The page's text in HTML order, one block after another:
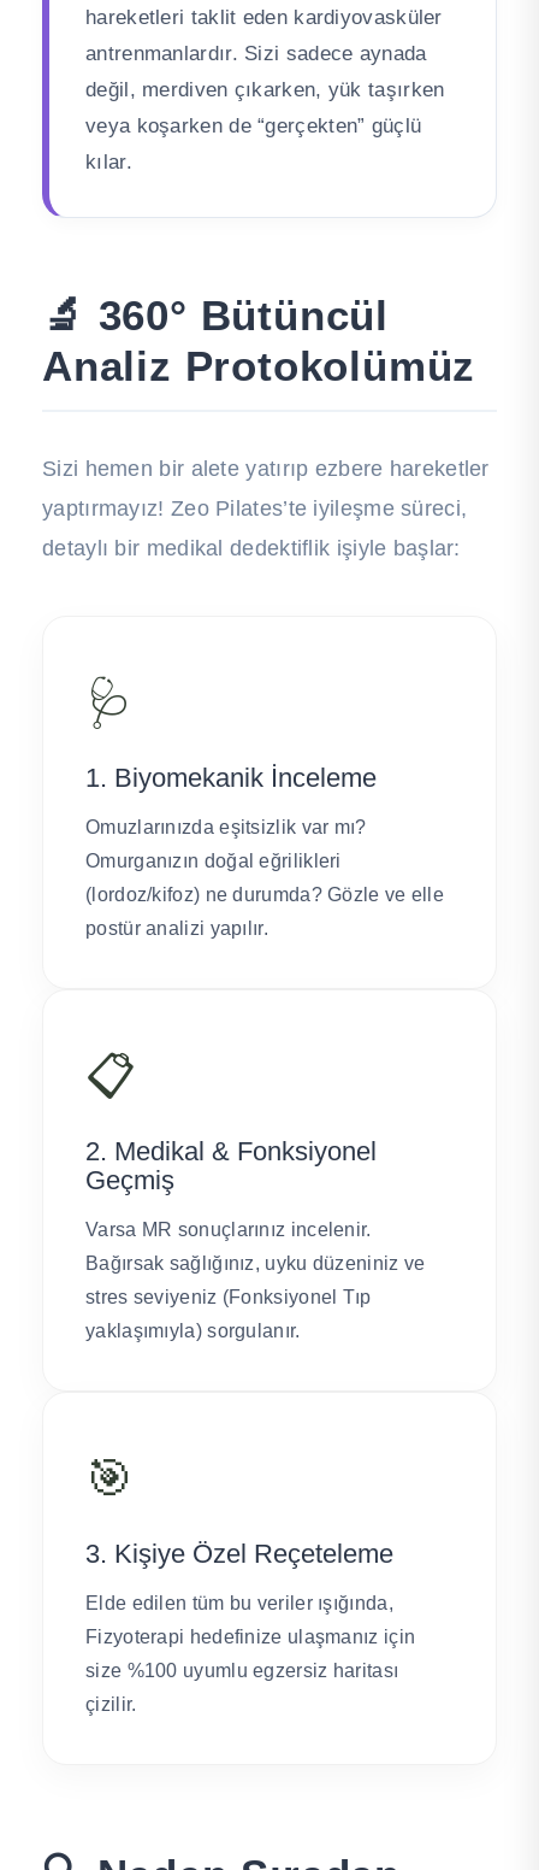
hareketleri taklit eden kardiyovasküler
antrenmanlardır. Sizi sadece aynada
değil, merdiven çıkarken, yük taşırken
veya koşarken de “gerçekten” güçlü
kılar.
🔬 360° Bütüncül
Analiz Protokolümüz
Sizi hemen bir alete yatırıp ezbere hareketler
yaptırmayız! Zeo Pilates’te iyileşme süreci,
detaylı bir medikal dedektiflik işiyle başlar:
🩺
1. Biyomekanik İnceleme
Omuzlarınızda eşitsizlik var mı?
Omurganızın doğal eğrilikleri
(lordoz/kifoz) ne durumda? Gözle ve elle
postür analizi yapılır.
📋
2. Medikal & Fonksiyonel
Geçmiş
Varsa MR sonuçlarınız incelenir.
Bağırsak sağlığınız, uyku düzeniniz ve
stres seviyeniz (Fonksiyonel Tıp
yaklaşımıyla) sorgulanır.
🎯
3. Kişiye Özel Reçeteleme
Elde edilen tüm bu veriler ışığında,
Fizyoterapi hedefinize ulaşmanız için
size %100 uyumlu egzersiz haritası
çizilir.